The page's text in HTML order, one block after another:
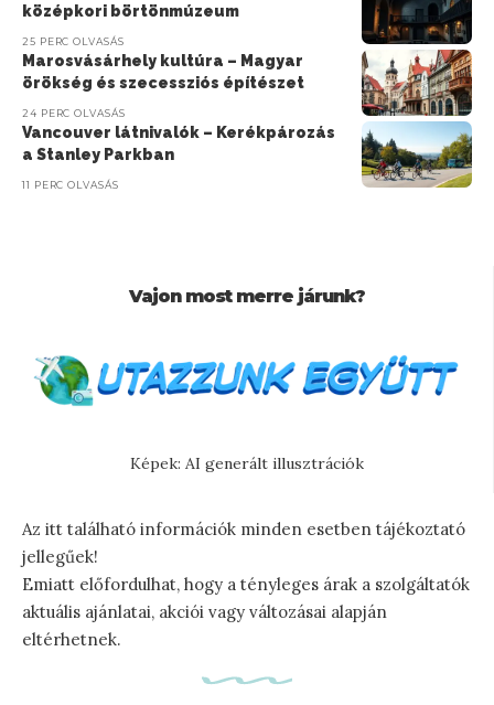
középkori börtönmúzeum
25 PERC OLVASÁS
Marosvásárhely kultúra – Magyar
örökség és szecessziós építészet
24 PERC OLVASÁS
Vancouver látnivalók – Kerékpározás
a Stanley Parkban
11 PERC OLVASÁS
Vajon most merre járunk?
Képek: AI generált illusztrációk
Az itt található információk minden esetben tájékoztató
jellegűek!
Emiatt előfordulhat, hogy a tényleges árak a szolgáltatók
aktuális ajánlatai, akciói vagy változásai alapján
eltérhetnek.